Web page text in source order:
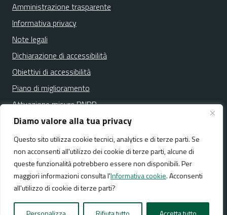
Diamo valore alla tua privacy
Questo sito utilizza cookie tecnici, analytics e di terze parti. Se
non acconsenti all'utilizzo dei cookie di terze parti, alcune di
queste funzionalità potrebbero essere non disponibili. Per
maggiori informazioni consulta l'Informativa cookie. Acconsenti
all'utilizzo di cookie di terze parti?
Amministrazione trasparente
Informativa privacy
Note legali
Dichiarazione di accessibilità
Obiettivi di accessibilità
Piano di miglioramento
Attuazione misure PNRR
Media policy Mappa del sito
Realizzato da:NeMeA Sistemi Srl